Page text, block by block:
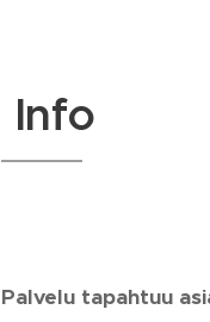
Info
Palvelu tapahtuu